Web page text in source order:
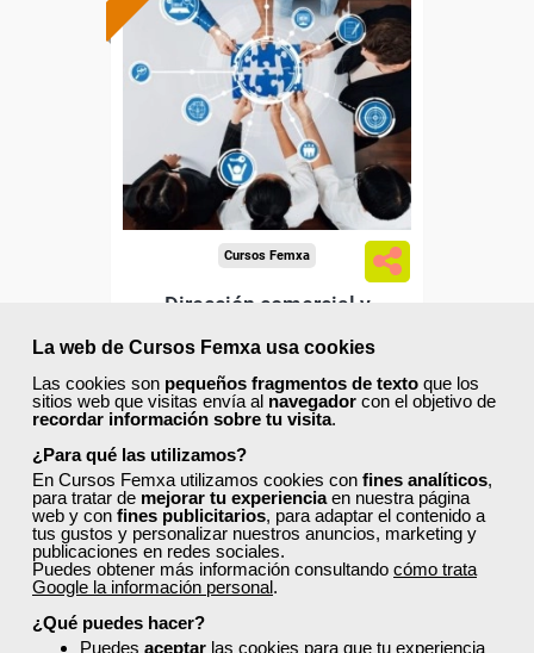
La web de Cursos Femxa usa cookies
Las cookies son pequeños fragmentos de texto que los
sitios web que visitas envía al navegador con el objetivo de
recordar información sobre tu visita.
¿Para qué las utilizamos?
En Cursos Femxa utilizamos cookies con fines analíticos,
para tratar de mejorar tu experienciaen nuestra página
web y con fines publicitarios, para adaptar el contenido a
tus gustos y personalizar nuestros anuncios, marketing y
publicaciones en redes sociales.
Puedes obtener más información consultando cómo trata
Google la información personal.
¿Qué puedes hacer?
Puedes aceptar las cookies para que tu experiencia
Formación 100%
subvencionada.
Para trabajadores y
autónomos de Madrid.
Para todos los sectores.
Cursos Femxa
Dirección comercial y
formación de equipos
Curso Gratuito
60 horas
Online (Madrid )
Ver curso
0 75